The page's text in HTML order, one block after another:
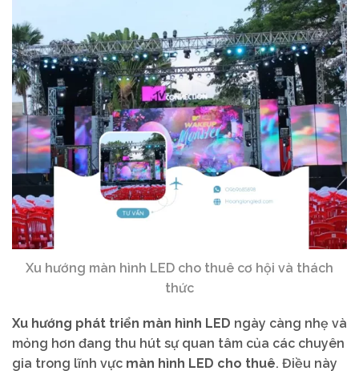
Xu hướng màn hình LED cho thuê cơ hội và thách
thức
Xu hướng phát triển màn hình LED ngày càng nhẹ và
mỏng hơn đang thu hút sự quan tâm của các chuyên
gia trong lĩnh vực màn hình LED cho thuê. Điều này